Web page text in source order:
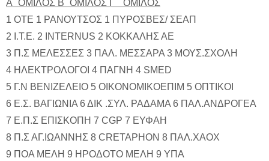
Α΄ ΟΜΙΛΟΣ Β΄ ΟΜΙΛΟΣ Γ΄΄ ΟΜΙΛΟΣ
1 ΟΤΕ 1 ΡΑΝΟΥΤΣΟΣ 1 ΠΥΡΟΣΒΕΣ/ ΣΕΑΠ
2 Ι.Τ.Ε. 2 INTERNUS 2 ΚΟΚΚΑΛΗΣ ΑΕ
3 Π.Σ ΜΕΛΕΣΣΕΣ 3 ΠΑΛ. ΜΕΣΣΑΡΑ 3 ΜΟΥΣ.ΣΧΟΛΗ
4 ΗΛΕΚΤΡΟΛΟΓΟΙ 4 ΠΑΓΝΗ 4 SMED
5 Γ.Ν ΒΕΝΙΖΕΛΕΙΟ 5 ΟΙΚΟΝΟΜΙΚΟΕΠΙΜ 5 ΟΠΤΙΚΟΙ
6 Ε.Σ. ΒΑΓΙΩΝΙΑ 6 ΔΙΚ .ΣΥΛ. ΡΑΔΑΜΑ 6 ΠΑΛ.ΑΝΔΡΟΓΕΑ
7 Ε.Π.Σ ΕΠΙΣΚΟΠΗ 7 CGP 7 ΕΥΦΑΗ
8 Π.Σ ΑΓ.ΙΩΑΝΝΗΣ 8 CRETAPHΟN 8 ΠΑΛ.ΧΑΟΧ
9 ΠΟΑ ΜΕΛΗ 9 ΗΡΟΔΟΤΟ ΜΕΛΗ 9 ΥΠΑ